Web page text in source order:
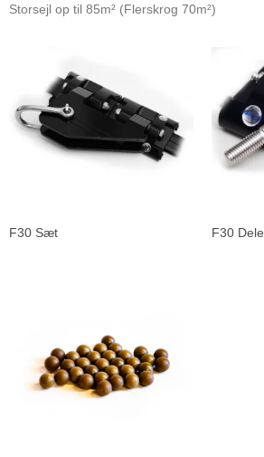
Storsejl op til 85m² (Flerskrog 70m²)
F30 Sæt F30 Dele